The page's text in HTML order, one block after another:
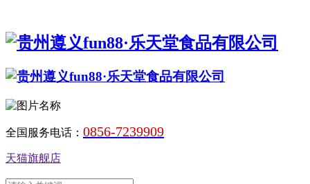
全国服务电话： 0856-7239909
天猫旗舰店